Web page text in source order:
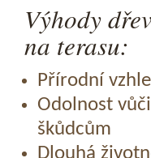
Výhody
na terasu:
Přírodní
Odolnost
škůdcům